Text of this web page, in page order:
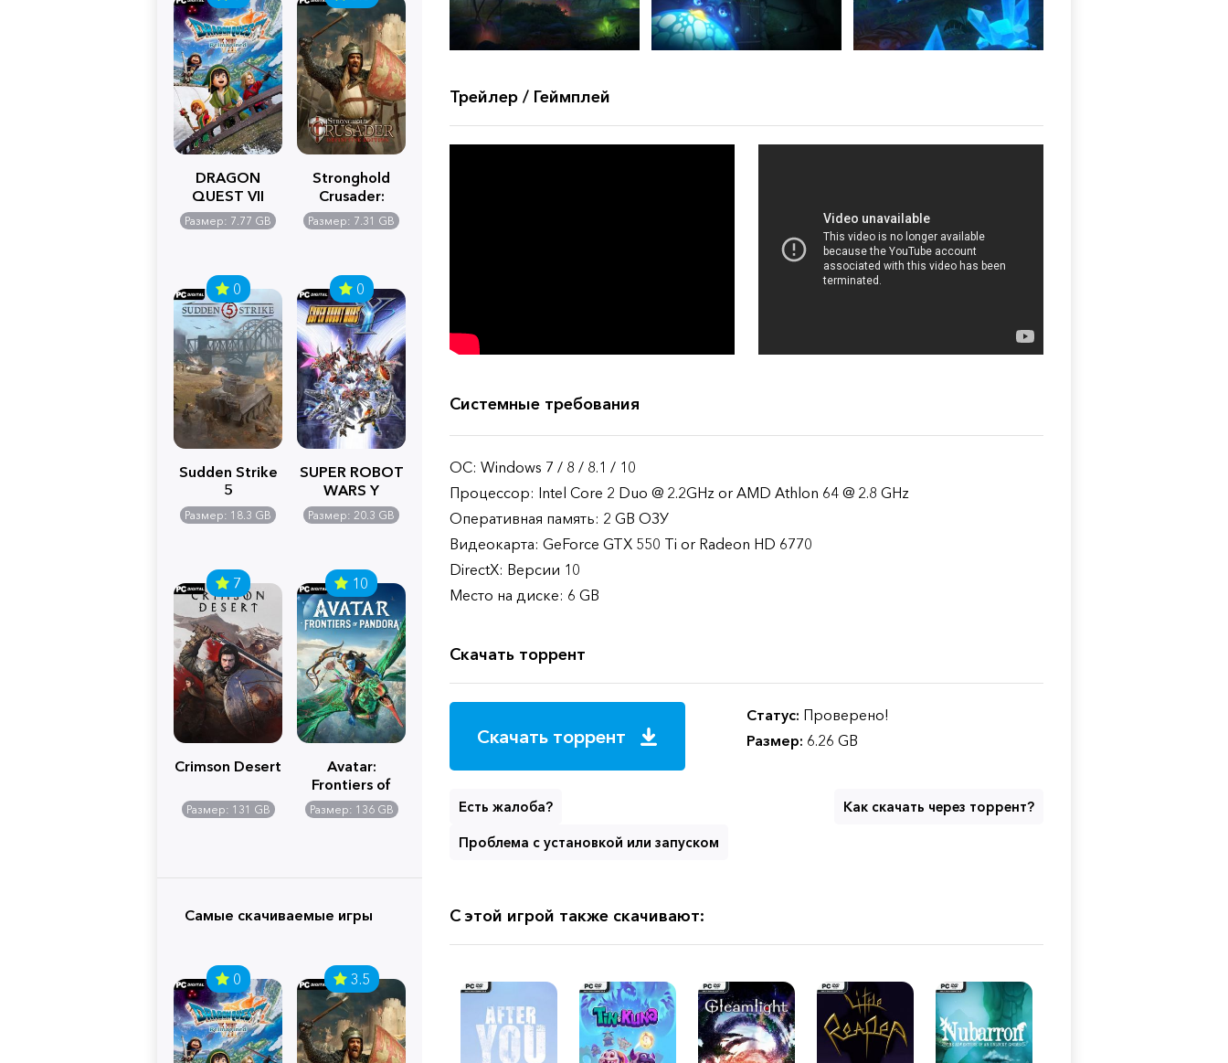
DRAGON
QUEST VII
Reimagined
Размер: 7.77 GB
Stronghold
Crusader:
Definitive
Edition
Размер: 7.31 GB
0
Sudden Strike
5
Размер: 18.3 GB
0
SUPER ROBOT
WARS Y
Размер: 20.3 GB
7
Crimson Desert
Размер: 131 GB
10
Avatar:
Frontiers of
Pandora
Размер: 136 GB
Самые скачиваемые игры
0 3.5
Трейлер / Геймплей
Системные требования
ОС: Windows 7 / 8 / 8.1 / 10
Процессор: Intel Core 2 Duo @ 2.2GHz or AMD Athlon 64 @ 2.8 GHz
Оперативная память: 2 GB ОЗУ
Видеокарта: GeForce GTX 550 Ti or Radeon HD 6770
DirectX: Версии 10
Место на диске: 6 GB
Скачать торрент
Скачать торрент
Статус: Проверено!
Размер: 6.26 GB
Есть жалоба? Как скачать через торрент?
Проблема с установкой или запуском
С этой игрой также скачивают: